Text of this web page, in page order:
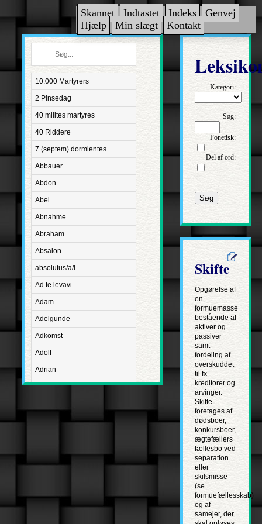
Skannet Indtastet Indeks
Genvej
Hjælp
Min slægt Kontakt
10.000 Martyrers
2 Pinsedag
40 milites martyres
40 Riddere
7 (septem) dormientes
Abbauer
Abdon
Abel
Abnahme
Abraham
Absalon
absolutus/a/i
Ad te levavi
Adam
Adelgunde
Adkomst
Adolf
Adrian
Advent
Aetatis suae
Agapetus
Kategori:
Søg:
Fonetisk:
Del af ord:
Søg
Skifte
Opgørelse af
en
formuemasse
bestående af
aktiver og
passiver
samt
fordeling af
overskuddet
til fx
kreditorer og
arvinger.
Skifte
foretages af
dødsboer,
konkursboer,
ægtefællers
fællesbo ved
separation
eller
skilsmisse
(se
formuefællesskab)
og af
samejer, der